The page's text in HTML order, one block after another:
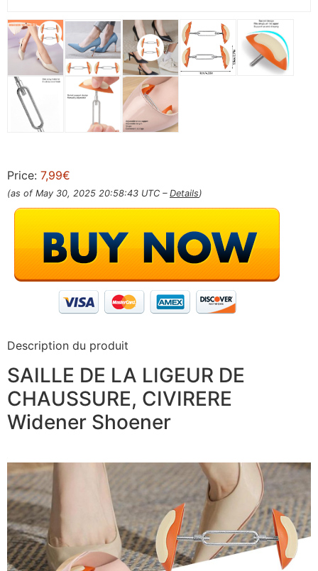
Price: 7,99€
(as of May 30, 2025 20:58:43 UTC – Details)
Description du produit
SAILLE DE LA LIGEUR DE
CHAUSSURE, CIVIRERE
Widener Shoener